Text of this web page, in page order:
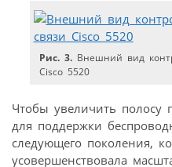
Рис. 3. Внешний вид
Cisco 5520
Чтобы увеличить полосу
для поддержки
следующего поколения,
усовершенствовала